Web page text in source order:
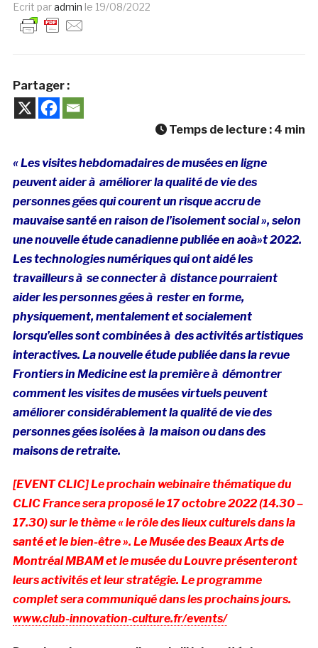
Ecrit paradmin le 19/08/2022
Partager :
Temps de lecture : 4 min
« Les visites hebdomadaires de musées en ligne
peuvent aider à améliorer la qualité de vie des
personnes gées qui courent un risque accru de
mauvaise santé en raison de l’isolement social », selon
une nouvelle étudecanadienne publiée en aoà»t 2022.
Les technologies numériques qui ont aidé les
travailleurs à se connecter à distance pourraient
aider les personnes gées à rester en forme,
physiquement, mentalement et socialement
lorsqu’elles sont combinées à des activités artistiques
interactives. La nouvelle étude publiée dans la revue
Frontiers in Medicine est la première à démontrer
comment les visites de musées virtuels peuvent
améliorer considérablement la qualité de vie des
personnes gées isolées à la maison ou dans des
maisons de retraite.
[EVENT CLIC] Le prochain webinaire thématique du
CLIC France sera proposé le 17 octobre 2022 (14.30 –
17.30) sur le thème « le rôle des lieux culturels dans la
santé et le bien-être ». Le Musée des Beaux Arts de
Montréal MBAM et le musée du Louvre présenteront
leurs activités et leur stratégie. Le programme
complet sera communiqué dans les prochains jours.
www.club-innovation-culture.fr/events/